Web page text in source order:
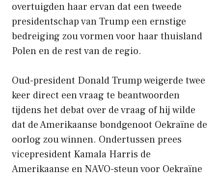
overtuigden haar ervan dat een tweede
presidentschap van Trump een ernstige
bedreiging zou vormen voor haar thuisland
Polen en de rest van de regio.
Oud-president Donald Trump weigerde twee
keer direct een vraag te beantwoorden
tijdens het debat over de vraag of hij wilde
dat de Amerikaanse bondgenoot Oekraïne de
oorlog zou winnen. Ondertussen prees
vicepresident Kamala Harris de
Amerikaanse en NAVO-steun voor Oekraïne